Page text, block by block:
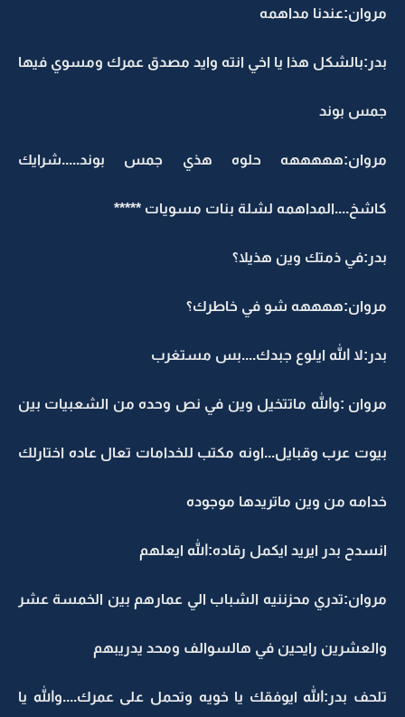
مروان:عندنا مداهمه
بدر:بالشكل هذا يا اخي انته وايد مصدق عمرك ومسوي فيها
جمس بوند
مروان:هههههه حلوه هذي جمس بوند.....شرايك
كاشخ....المداهمه لشلة بنات مسويات *****
بدر:في ذمتك وين هذيلا؟
مروان:ههههه شو في خاطرك؟
بدر:لا الله ايلوع جبدك....بس مستغرب
مروان :والله ماتتخيل وين في نص وحده من الشعبيات بين
بيوت عرب وقبايل...اونه مكتب للخدامات تعال عاده اختارلك
خدامه من وين ماتريدها موجوده
انسدح بدر ايريد ايكمل رقاده:الله ايعلهم
مروان:تدري محزننيه الشباب الي عمارهم بين الخمسة عشر
والعشرين رايحين في هالسوالف ومحد يدريبهم
تلحف بدر:الله ايوفقك يا خويه وتحمل على عمرك....والله يا